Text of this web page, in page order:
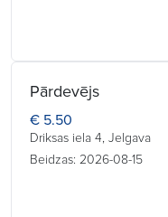
Pārdevējs
€ 5.50
Driksas iela 4, Jelgava
Beidzas: 2026-08-15